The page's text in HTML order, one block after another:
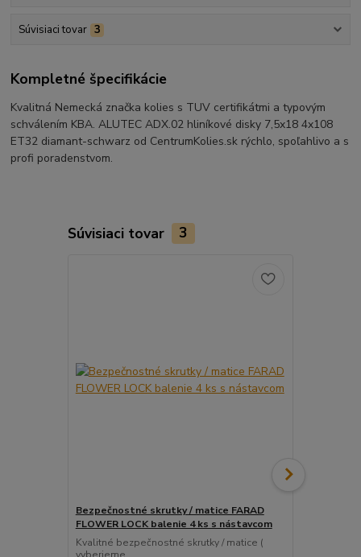
Súvisiaci tovar 3
Kompletné špecifikácie
Kvalitná Nemecká značka kolies s TUV certifikátmi a typovým
schválením KBA. ALUTEC ADX.02 hliníkové disky 7,5x18 4x108
ET32 diamant-schwarz od CentrumKolies.sk rýchlo, spoľahlivo a s
profi poradenstvom.
Súvisiaci tovar 3
Bezpečnostné skrutky / matice FARAD
FLOWER LOCK balenie 4 ks s nástavcom
Kvalitné bezpečnostné skrutky / matice (